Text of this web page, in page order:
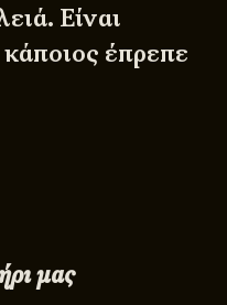
Είναι
έπρεπε
μας